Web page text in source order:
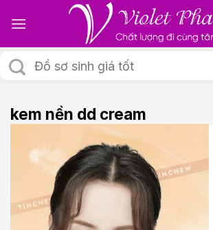
Tìm
kiếm:
kem nền dd cream